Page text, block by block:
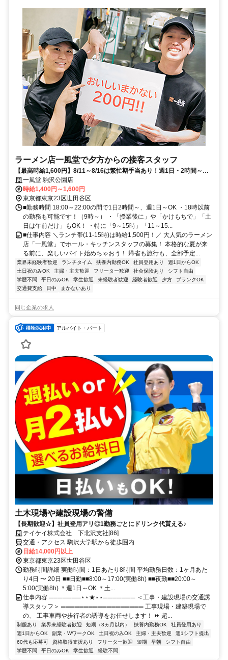
ラーメン店一風堂で夕方からの接客スタッフ
【最高時給1,600円】8/11～8/16は繁忙期手当あり！週1日・2時間～◎
髪色自由な夏バイト★
一風堂 駒沢公園店
時給1,400円～1,600円
東京都東京23区世田谷区
■勤務時間 18:00～22:00の間で1日2時間～、週1日～OK ・18時以前
の勤務も可能です！（9時～） ・「授業後に」や「かけもちで」「土
日は午前だけ」もOK！ ・特に「9～15時」「11～15...
■仕事内容 ＼ランチ帯(11-15時)は時給1,500円！／ 大人気のラーメン
店「一風堂」でホール・キッチンスタッフの募集！ 本格的な夏が来
る前に、楽しいバイト始めちゃおう！ 帰省も旅行も、全部予定...
業界未経験者歓迎 ランチタイム 扶養内勤務OK 社員登用あり
週1日からOK
土日祝のみOK
主婦・主夫歓迎 フリーター歓迎 社会保険あり
シフト自由
学歴不問
平日のみOK 学生歓迎 未経験者歓迎 経験者歓迎 夕方
ブランクOK
交通費支給
日中 まかないあり
同じ企業の求人
アルバイト・パート
土木現場や建設現場の警備
【長期歓迎☆】社員登用アリ◎1勤務ごとにドリンク代貰える♪
テイケイ株式会社 下北沢支社[86]
交通・アクセス 駒沢大学駅から徒歩圏内
日給14,000円以上
東京都東京23区世田谷区
勤務時間詳細 実働時間：1日あたり8時間 平均勤務日数：1ヶ月あた
り4日 〜 20日 ■■日勤■■8:00～17:00(実働8h) ■■夜勤■■20:00～
5:00(実働8h) ＊週1日～OK ＊土...
仕事内容 ═══════⋆⋆★⋆⋆═══════ ＜工事・建設現場の交通誘
導スタッフ＞ ══════════════════ 工事現場・建築現場で
の、 工事車両や歩行者の誘導をお任せします！ ⏩ 超...
制服あり 業界未経験者歓迎 短期（3ヵ月以内） 扶養内勤務OK
社員登用あり
週1日からOK
副業・WワークOK 土日祝のみOK 主婦・主夫歓迎
週1シフト提出
60代も応募可
資格取得支援あり フリーター歓迎 短期 早朝
シフト自由
学歴不問
平日のみOK 学生歓迎 経験不問